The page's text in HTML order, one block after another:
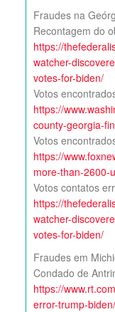
Fraudes na
Recontagem do
https://
watcher-
votes-for-biden/
Votos
https://
county-georgia-
Votos
https://
more-than-2600-
Votos contatos
https://
watcher-
votes-for-biden/
Fraudes em
Condado de
https://
error-trump-biden/